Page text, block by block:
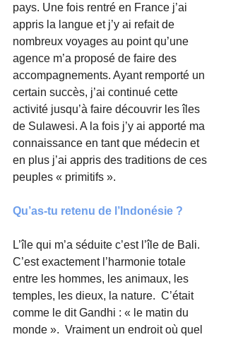
pays. Une fois rentré en France j’ai
appris la langue et j’y ai refait de
nombreux voyages au point qu’une
agence m’a proposé de faire des
accompagnements. Ayant remporté un
certain succès, j’ai continué cette
activité jusqu’à faire découvrir les îles
de Sulawesi. A la fois j’y ai apporté ma
connaissance en tant que médecin et
en plus j’ai appris des traditions de ces
peuples « primitifs ».
Qu’as-tu retenu de l’Indonésie ?
L’île qui m’a séduite c’est l’île de Bali.
C’est exactement l’harmonie totale
entre les hommes, les animaux, les
temples, les dieux, la nature.  C’était
comme le dit Gandhi : « le matin du
monde ».  Vraiment un endroit où quel